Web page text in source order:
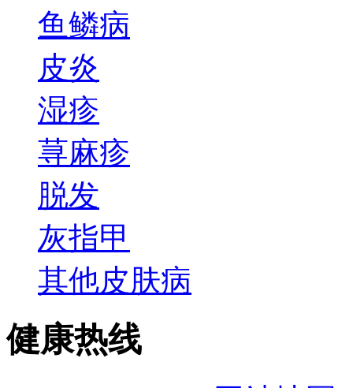
鱼鳞病
皮炎
湿疹
荨麻疹
脱发
灰指甲
其他皮肤病
健康热线